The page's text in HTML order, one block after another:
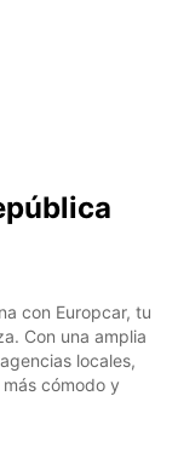
con Europcar, tu
Con una amplia
locales,
cómodo y